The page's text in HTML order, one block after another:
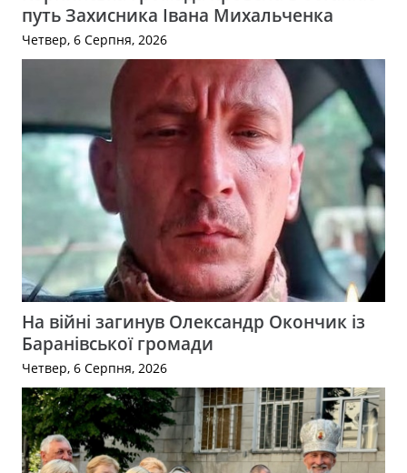
путь Захисника Івана Михальченка
Четвер, 6 Серпня, 2026
На війні загинув Олександр Окончик із
Баранівської громади
Четвер, 6 Серпня, 2026